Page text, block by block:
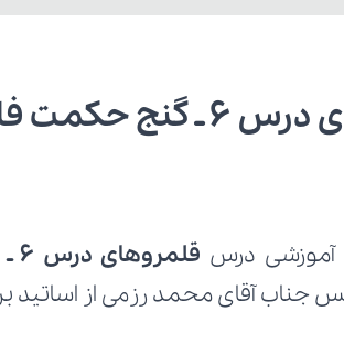
دهم رشته ریاضی
آموزشی درس قلمروهای درس 6 ـ گنج حکمت
جناب آقای محمد رزمی از اساتید